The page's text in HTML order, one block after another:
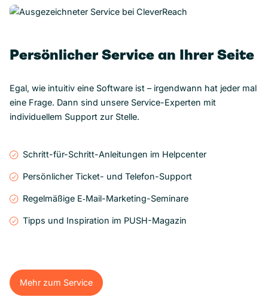
Persönlicher Service an Ihrer Seite
Egal, wie intuitiv eine Software ist – irgendwann hat jeder mal
eine Frage. Dann sind unsere Service-Experten mit
individuellem Support zur Stelle.
Schritt-für-Schritt-Anleitungen im Helpcenter
Persönlicher Ticket- und Telefon-Support
Regelmäßige E‑Mail-Marketing-Seminare
Tipps und Inspiration im PUSH-Magazin
Mehr zum Service
Mehr zum Service